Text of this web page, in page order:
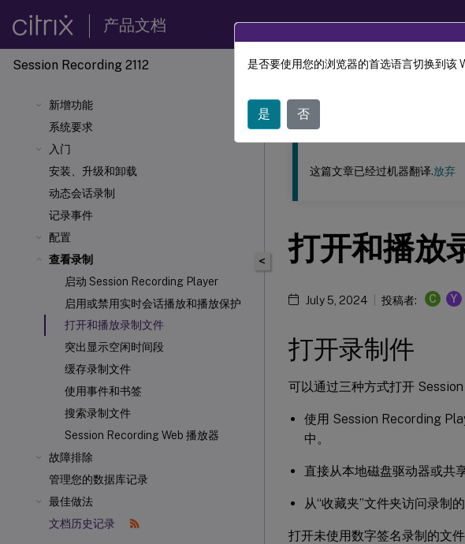
产品文档
Session Recording 2112
新增功能
系统要求
入门
安装、升级和卸载
动态会话录制
记录事件
配置
查看录制
启动 Session Recording Player
启用或禁用实时会话播放和播放保护
打开和播放录制文件
突出显示空闲时间段
缓存录制文件
使用事件和书签
搜索录制文件
Session Recording Web 播放器
故障排除
管理您的数据库记录
最佳做法
文档历史记录
此内容已经过机器动态翻译。
<
这篇文章已经过机器翻译.放弃
打开和播放
July 5, 2024 投稿者: C Y
打开录制件
可以通过三种方式打开
使用 Session Recording
中。
直接从本地磁盘驱动器或共
从“收藏夹”文件夹访问录制的
打开未使用数字签名录制的文
是否要使用您的浏览器的首选语言切换到该
是 否